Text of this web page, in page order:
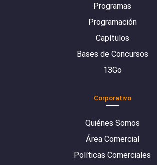
Programas
Programación
Capítulos
Bases de Concursos
13Go
Corporativo
Quiénes Somos
Área Comercial
Políticas Comerciales